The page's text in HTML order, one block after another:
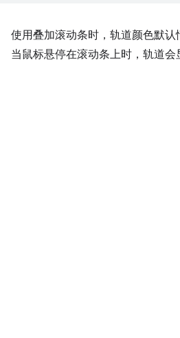
使用叠加滚动条时，轨道颜色默认
当鼠标悬停在滚动条上时，轨道会